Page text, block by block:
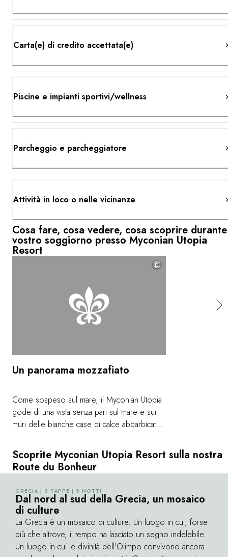
Carta(e) di credito accettata(e)
Piscine e impianti sportivi/wellness
Parcheggio e parcheggiatore
Attività in loco o nelle vicinanze
Scoprite Myconian Utopia Resort sulla nostra
Route du Bonheur
©
GRECIA | 3 TAPPE | 9 NOTTI
Dal nord al sud della Grecia, un mosaico
di culture
La Grecia è un mosaico di culture. Un luogo in cui, forse
più che altrove, il tempo ha lasciato un segno indelebile.
Un luogo in cui le divinità dell'Olimpo convivono ancora
Cosa fare, cosa vedere, cosa scoprire
vostro soggiorno presso Myconian Utopia
Resort
©
Un panorama mozzafiato
Come sospeso sul mare, il Myconian Utopia
gode di una vista senza pari sul mare e sui
muri delle bianche case di calce abbarbicate
Lasciatevi conquistare da tanta bellezza e
ripartite trasformati da un'esperienza visiva da
antologia.